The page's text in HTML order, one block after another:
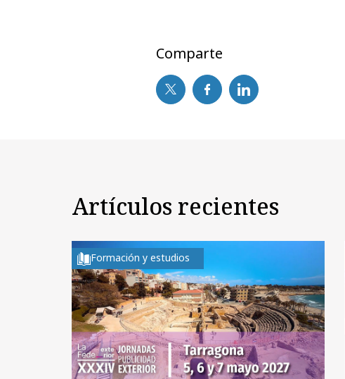
Comparte
Artículos recientes
Formación y estudios